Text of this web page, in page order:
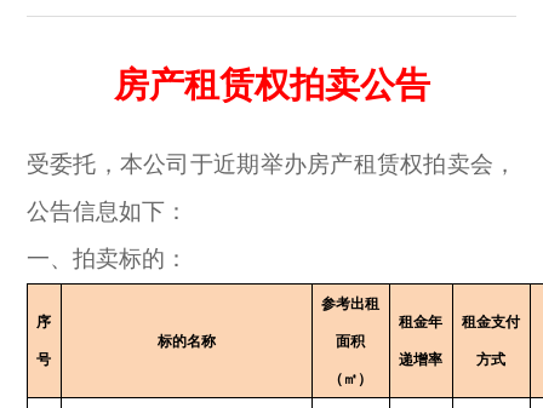
房产租赁权拍卖公告
受委托，本公司于近期举办房产租赁权拍卖会，
公告信息如下：
一、拍卖标的：
序
号
标的名称
参考出租
面积
（㎡）
租金年
递增率
租金支付
方式